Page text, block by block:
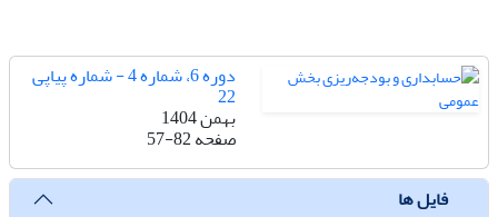
دوره 6، شماره 4 - شماره پیاپی
22
بهمن 1404
صفحه57-82
فایل ها